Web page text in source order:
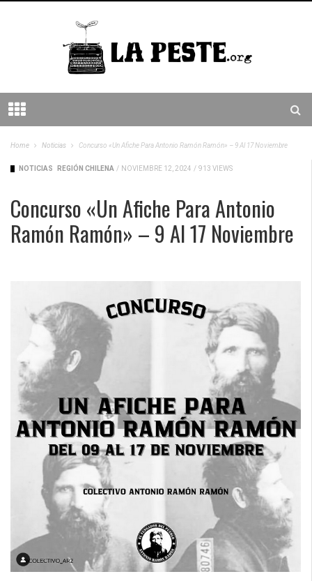
Home Noticias Concurso «Un Afiche Para Antonio Ramón Ramón» – 9 Al 17 Noviembre
NOTICIAS REGIÓN CHILENA / NOVIEMBRE 12, 2024 / 913 VIEWS
Concurso «Un Afiche Para Antonio
Ramón Ramón» – 9 Al 17 Noviembre